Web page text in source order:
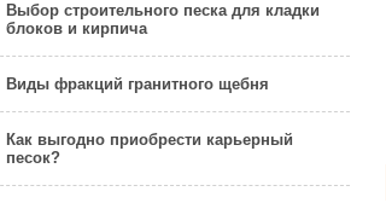
Выбор строительного песка для кладки
блоков и кирпича
Виды фракций гранитного щебня
Как выгодно приобрести карьерный
песок?